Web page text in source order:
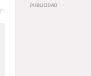
Feria de Editores